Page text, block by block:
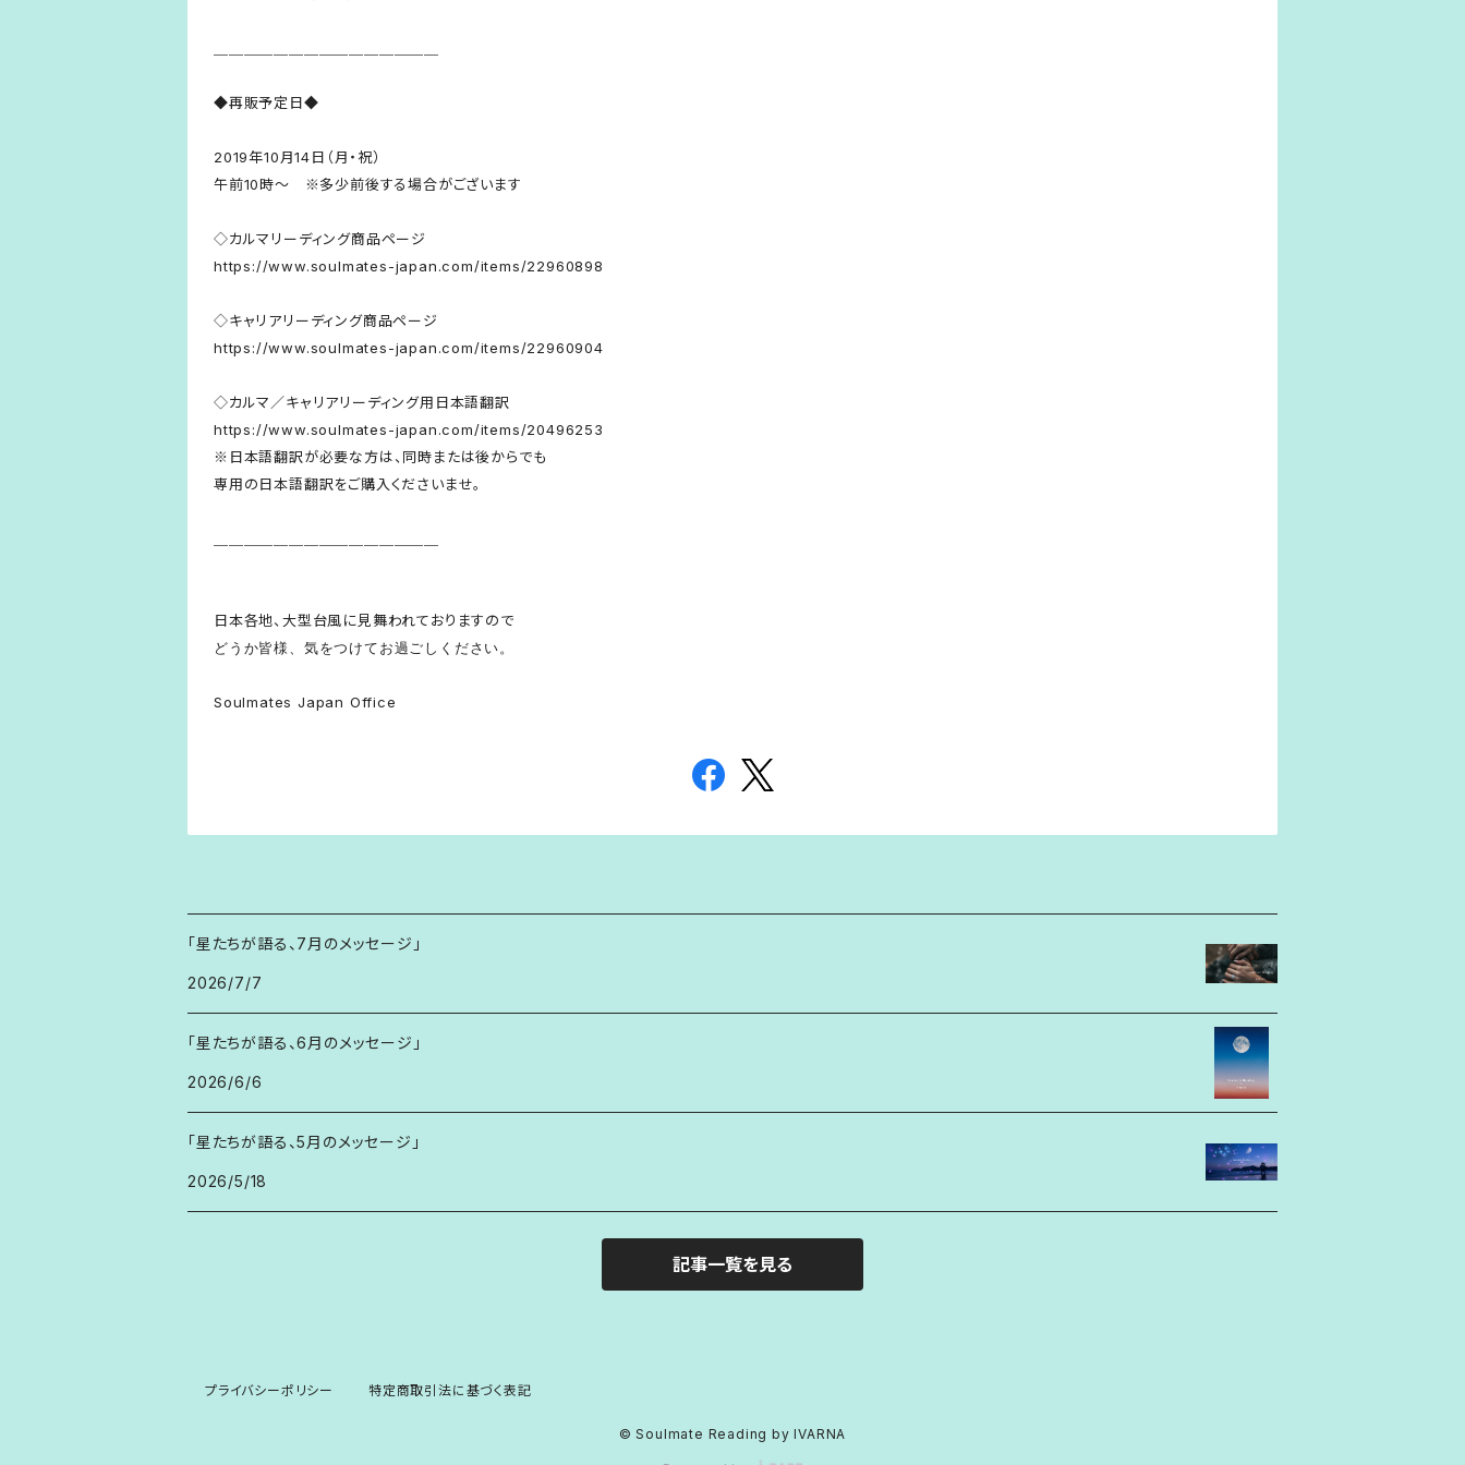
◆再販予定日◆
2019年10月14日（月・祝）
午前10時〜 ※多少前後する場合がございます
◇カルマリーディング商品ページ
https://www.soulmates-japan.com/items/22960898
◇キャリアリーディング商品ページ
https://www.soulmates-japan.com/items/22960904
◇カルマ／キャリアリーディング用日本語翻訳
https://www.soulmates-japan.com/items/20496253
※日本語翻訳が必要な方は、同時または後からでも
専用の日本語翻訳をご購入くださいませ。
日本各地、大型台風に見舞われておりますので
どうか皆様、気をつけてお過ごしください。
Soulmates Japan Office
「星たちが語る、7月のメッセージ」
2026/7/7
「星たちが語る、6月のメッセージ」
2026/6/6
「星たちが語る、5月のメッセージ」
2026/5/18
記事一覧を見る
プライバシーポリシー 特定商取引法に基づく表記
© Soulmate Reading by IVARNA